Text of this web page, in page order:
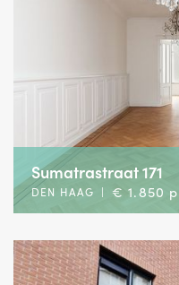
Sumatrastraat 171
DEN HAAG | € 1.850